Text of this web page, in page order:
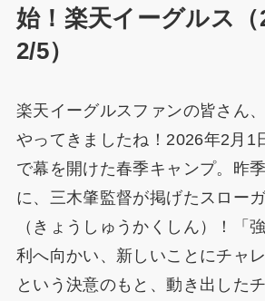
始！楽天イーグルス（
2/5）
楽天イーグルスファンの皆さん
やってきましたね！2026年2月1
で幕を開けた春季キャンプ。昨
に、三木肇監督が掲げたスロー
（きょうしゅうかくしん）！「
利へ向かい、新しいことにチャ
という決意のもと、動き出した